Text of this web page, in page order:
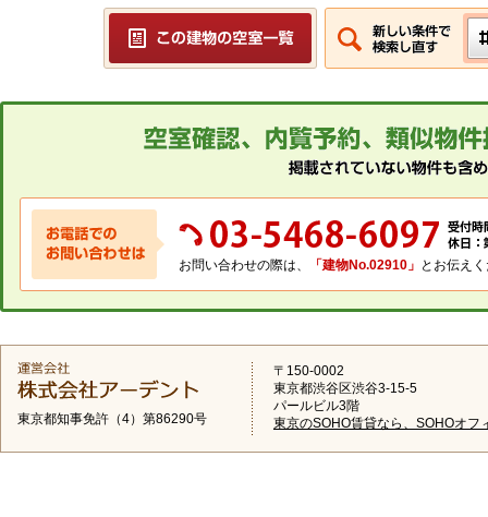
お問い合わせの際は、 「建物No.02910」 とお伝え
東京都知事免許（4）第86290号
〒150-0002
東京都渋谷区渋谷3-15-5
パールビル3階
東京のSOHO賃貸なら、SOHOオフ